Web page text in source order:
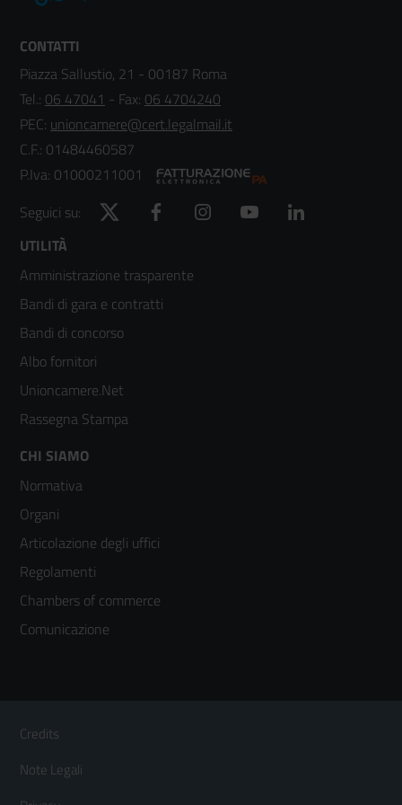
CONTATTI
Piazza Sallustio, 21 - 00187 Roma
Tel.: 06 47041 - Fax: 06 4704240
PEC: unioncamere@cert.legalmail.it
C.F.: 01484460587
P.Iva: 01000211001
Seguici su:
Twitter Facebook Instagram YouTube
Footer
menù
colonna
2
UTILITÀ
Amministrazione trasparente
Bandi di gara e contratti
Bandi di concorso
Albo fornitori
Unioncamere.Net
Rassegna Stampa
Footer
menù
colonna
3
CHI SIAMO
Normativa
Organi
Articolazione degli uffici
Regolamenti
Chambers of commerce
Comunicazione
Footer
Menù
orizzontale
Credits
Note Legali